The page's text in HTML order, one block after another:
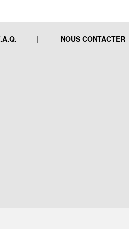
NOUS CONTACTER